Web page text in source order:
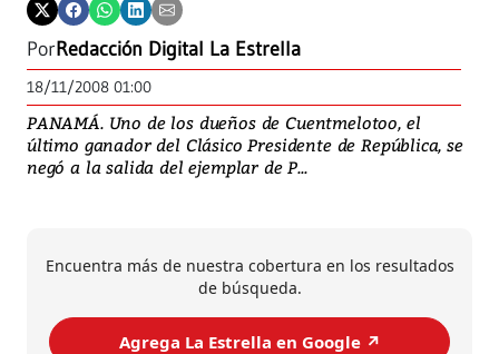
PorRedacción Digital La Estrella
18/11/2008 01:00
PANAMÁ. Uno de los dueños de Cuentmelotoo, el
último ganador del Clásico Presidente de República, se
negó a la salida del ejemplar de P...
Encuentra más de nuestra cobertura en los resultados
de búsqueda.
Agrega La Estrella en Google ↗️